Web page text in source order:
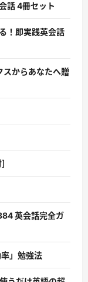
話 4冊セット
！即実践英会話
スからあなたへ贈
英会話完全ガ
」勉強法